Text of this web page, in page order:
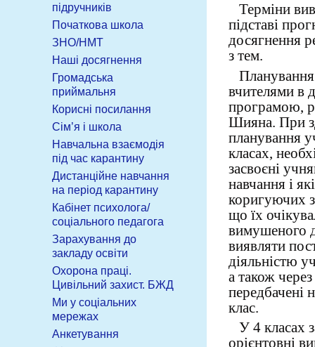
підручників
Початкова школа
ЗНО/НМТ
Наші досягнення
Громадська
приймальня
Корисні посилання
Сім’я і школа
Навчальна взаємодія
під час карантину
Дистанційне навчання
на період карантину
Кабінет психолога/
соціального педагога
Зарахування до
закладу освіти
Охорона праці.
Цивільний захист. БЖД
Ми у соціальних
мережах
Анкетування
Терміни
підставі
досягнення
з тем.
Планування
вчителями в
програмою,
Шияна. При
планування
класах,
засвоєні
навчання і
коригуючих
що їх
вимушеного
виявляти
діяльністю
а також
передбачені
клас.
У 4 класах
орієнтовні